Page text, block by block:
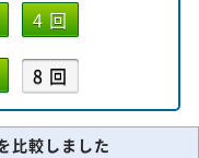
4 回
8 回
比較しました